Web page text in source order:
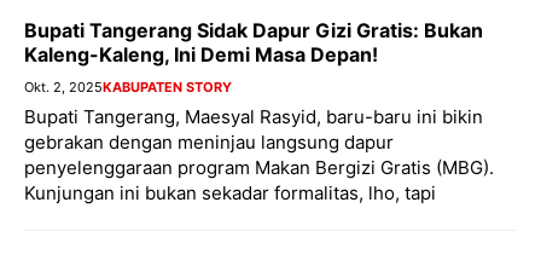
Bupati Tangerang Sidak Dapur Gizi Gratis: Bukan
Kaleng-Kaleng, Ini Demi Masa Depan!
Okt. 2, 2025KABUPATEN STORY
Bupati Tangerang, Maesyal Rasyid, baru-baru ini bikin
gebrakan dengan meninjau langsung dapur
penyelenggaraan program Makan Bergizi Gratis (MBG).
Kunjungan ini bukan sekadar formalitas, lho, tapi